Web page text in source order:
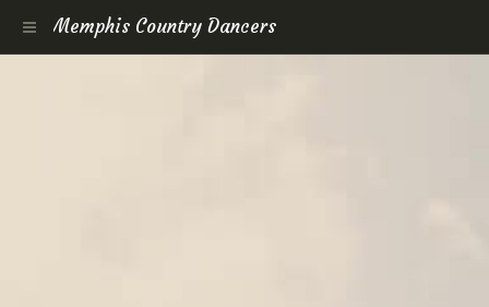
Memphis Country Dancers